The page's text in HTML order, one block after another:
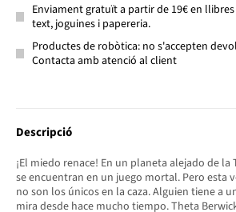
Enviament gratuït a partir de 19€ en
text, joguines i papereria.
Productes de robòtica: no s'accepten
Contacta amb atenció al client
Descripció
¡El miedo renace! En un planeta alejado de
se encuentran en un juego mortal. Pero esta
no son los únicos en la caza. Alguien tiene a
mira desde hace mucho tiempo. Theta